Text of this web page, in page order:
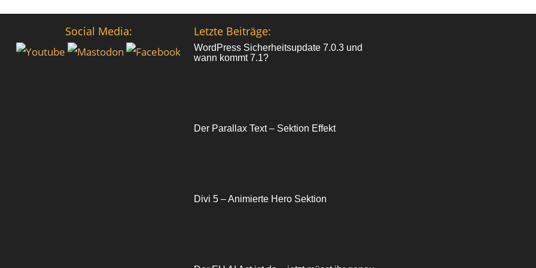
Social Media: Letzte Beiträge:
WordPress Sicherheitsupdate 7.0.3 und
wann kommt 7.1?
Der Parallax Text – Sektion Effekt
Divi 5 – Animierte Hero Sektion